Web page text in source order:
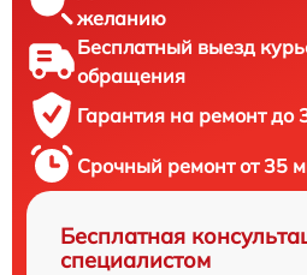
желанию
Бесплатный выезд
обращения
Гарантия на ремонт до
Срочный ремонт от 35
Бесплатная
специалистом